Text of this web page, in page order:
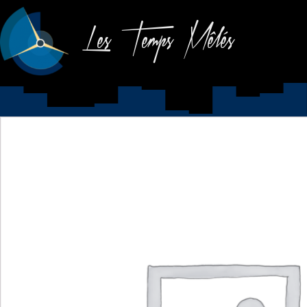
Les Temps Mêlés